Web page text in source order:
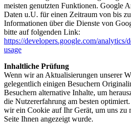
meisten genutzten Funktionen. Google
Daten u.U. für einen Zeitraum von bis
Informationen über die Dienste von
bitte auf folgenden Link:
https://developers.google.com/
usage
Inhaltliche Prüfung
Wenn wir an Aktualisierungen unserer
gelegentlich einigen Besuchern
Besuchern alternative Inhalte, um
die Nutzererfahrung am besten
wir ein Cookie auf Ihr Gerät, um uns zu
Seite Ihnen angezeigt wurde.